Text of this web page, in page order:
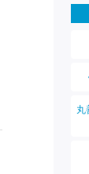
丸